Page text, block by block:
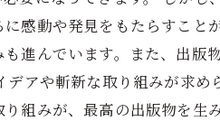
感動や発見をもたらすこと
進んでいます。また、出版
アや斬新な取り組みが求め
組みが、最高の出版物を生